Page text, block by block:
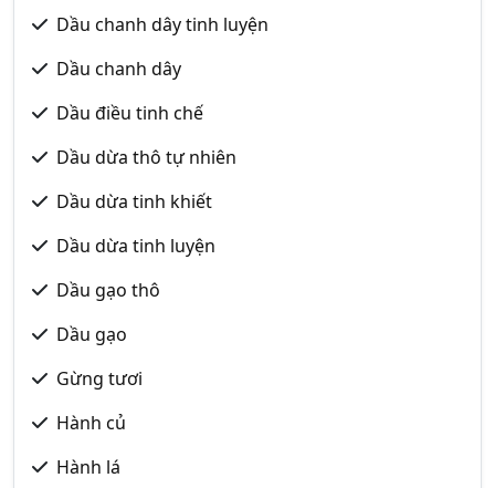
Dầu chanh dây tinh luyện
Dầu chanh dây
Dầu điều tinh chế
Dầu dừa thô tự nhiên
Dầu dừa tinh khiết
Dầu dừa tinh luyện
Dầu gạo thô
Dầu gạo
Gừng tươi
Hành củ
Hành lá